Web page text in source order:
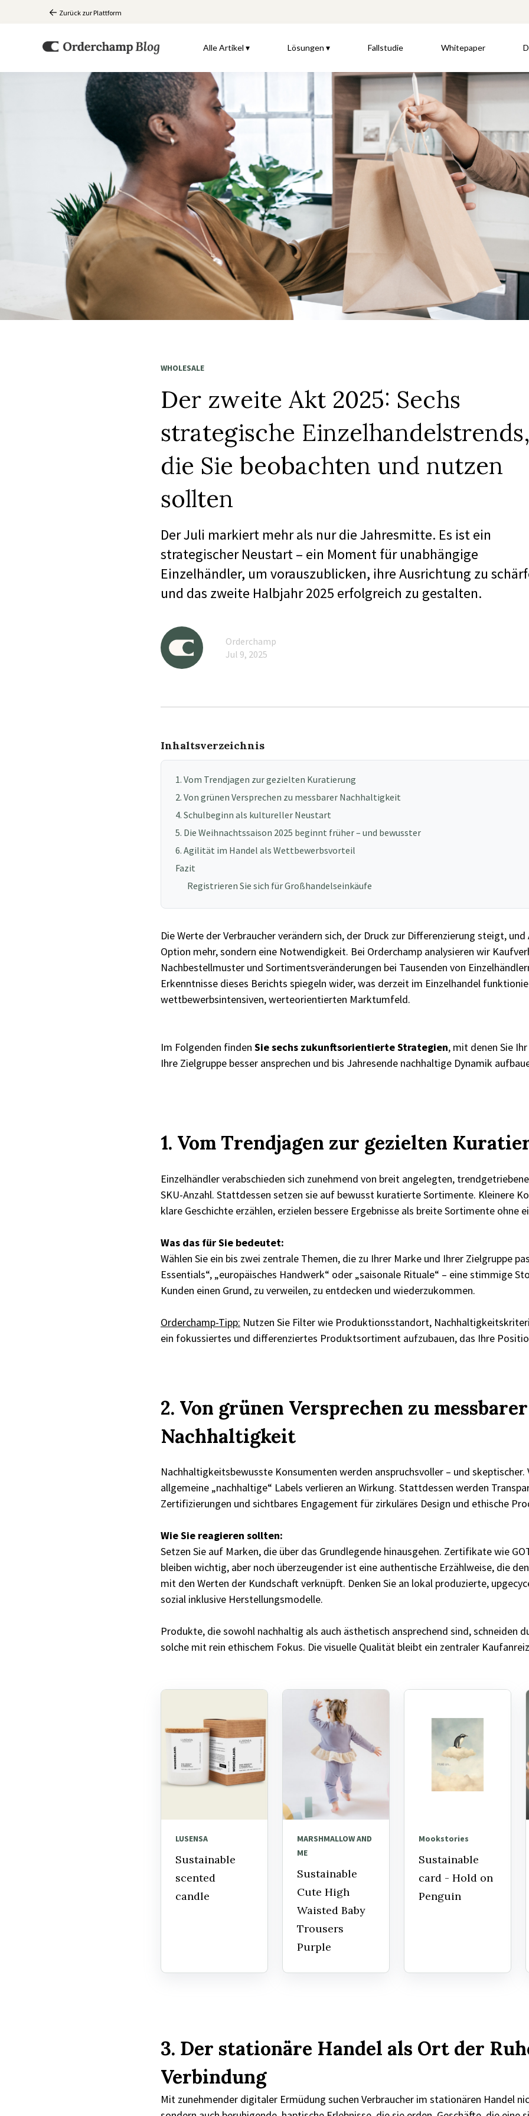
Zurück zur Plattform
Alle Artikel ▾ Lösungen ▾ Fallstudie Whitepaper
WHOLESALE
Der zweite Akt 2025: Sechs
strategische Einzelhandelstrends,
die Sie beobachten und nutzen
sollten
Der Juli markiert mehr als nur die Jahresmitte. Es ist ein
strategischer Neustart – ein Moment für unabhängige
Einzelhändler, um vorauszublicken, ihre Ausrichtung zu
und das zweite Halbjahr 2025 erfolgreich zu gestalten.
Orderchamp
Jul 9, 2025
Inhaltsverzeichnis
1. Vom Trendjagen zur gezielten Kuratierung
2. Von grünen Versprechen zu messbarer Nachhaltigkeit
4. Schulbeginn als kultureller Neustart
5. Die Weihnachtssaison 2025 beginnt früher – und bewusster
6. Agilität im Handel als Wettbewerbsvorteil
Fazit
Registrieren Sie sich für Großhandelseinkäufe
Die Werte der Verbraucher verändern sich, der Druck zur Differenzierung steigt,
Option mehr, sondern eine Notwendigkeit. Bei Orderchamp analysieren wir
Nachbestellmuster und Sortimentsveränderungen bei Tausenden von
Erkenntnisse dieses Berichts spiegeln wider, was derzeit im Einzelhandel
wettbewerbsintensiven, werteorientierten Marktumfeld.
Im Folgenden finden Sie sechs zukunftsorientierte Strategien, mit denen Sie
Ihre Zielgruppe besser ansprechen und bis Jahresende nachhaltige Dynamik
1. Vom Trendjagen zur gezielten
Einzelhändler verabschieden sich zunehmend von breit angelegten,
SKU-Anzahl. Stattdessen setzen sie auf bewusst kuratierte Sortimente. Kleinere
klare Geschichte erzählen, erzielen bessere Ergebnisse als breite Sortimente ohne
Was das für Sie bedeutet:
Wählen Sie ein bis zwei zentrale Themen, die zu Ihrer Marke und Ihrer Zielgruppe
Essentials“, „europäisches Handwerk“ oder „saisonale Rituale“ – eine stimmige
Kunden einen Grund, zu verweilen, zu entdecken und wiederzukommen.
Orderchamp-Tipp: Nutzen Sie Filter wie Produktionsstandort,
ein fokussiertes und differenziertes Produktsortiment aufzubauen, das Ihre
2. Von grünen Versprechen zu messbarer
Nachhaltigkeit
Nachhaltigkeitsbewusste Konsumenten werden anspruchsvoller – und skeptischer.
allgemeine „nachhaltige“ Labels verlieren an Wirkung. Stattdessen werden
Zertifizierungen und sichtbares Engagement für zirkuläres Design und ethische
Wie Sie reagieren sollten:
Setzen Sie auf Marken, die über das Grundlegende hinausgehen. Zertifikate wie
bleiben wichtig, aber noch überzeugender ist eine authentische Erzählweise, die
mit den Werten der Kundschaft verknüpft. Denken Sie an lokal produzierte,
sozial inklusive Herstellungsmodelle.
Produkte, die sowohl nachhaltig als auch ästhetisch ansprechend sind, schneiden
solche mit rein ethischem Fokus. Die visuelle Qualität bleibt ein zentraler
LUSENSA
Sustainable
scented
candle
MARSHMALLOW AND
ME
Sustainable
Cute High
Waisted Baby
Trousers
Purple
Mookstories
Sustainable
card - Hold on
Penguin
3. Der stationäre Handel als Ort der
Verbindung
Mit zunehmender digitaler Ermüdung suchen Verbraucher im stationären Handel